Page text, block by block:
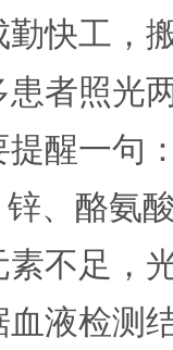
快工，
者照光
醒一句
、酪氨
不足，
液检测